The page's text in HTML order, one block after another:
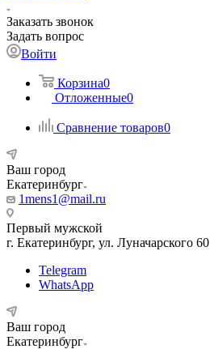
Заказать звонок
Задать вопрос
Войти
Корзина0
Отложенные0
Сравнение товаров0
Ваш город
Екатеринбург
1mens1@mail.ru
Первый мужской
г. Екатеринбург, ул. Луначарского 60
Telegram
WhatsApp
Ваш город
Екатеринбург